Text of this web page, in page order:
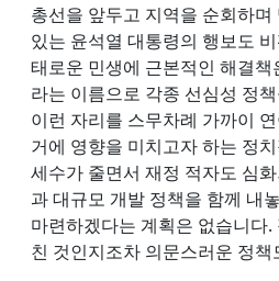
총선을 앞두고 지역을 순회하
있는 윤석열 대통령의 행보도
태로운 민생에 근본적인 해결
라는 이름으로 각종 선심성 정
이런 자리를 스무차례 가까이
거에 영향을 미치고자 하는 정
세수가 줄면서 재정 적자도 심
과 대규모 개발 정책을 함께 내
마련하겠다는 계획은 없습니다
친 것인지조차 의문스러운 정책